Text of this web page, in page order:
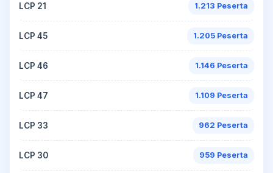
LCP 21 1.213 Peserta
LCP 45 1.205 Peserta
LCP 46 1.146 Peserta
LCP 47 1.109 Peserta
LCP 33 962 Peserta
LCP 30 959 Peserta